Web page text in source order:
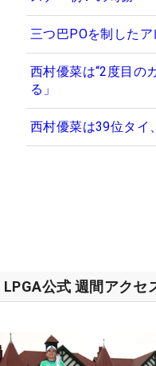
三つ巴POを制した
西村優菜は“2度目の
る」
西村優菜は39位タ
LPGA公式 週間アクセ